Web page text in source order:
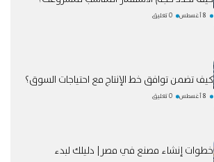
8 أغسطس 0 تعليق
كيف تضمن توافق خط الإنتاج مع احتياجات السوق؟
8 أغسطس 0 تعليق
خطوات إنشاء مصنع في مصر| دليلك لبدء